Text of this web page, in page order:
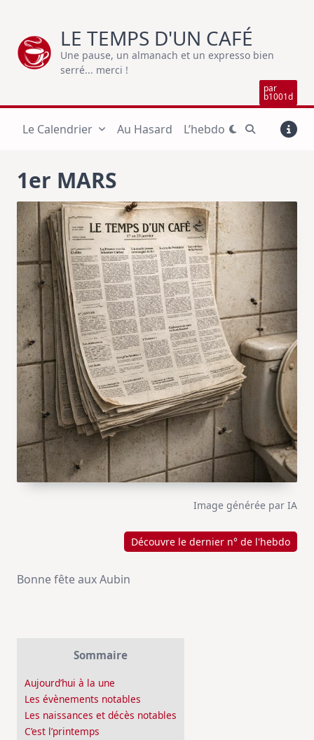
content
LE TEMPS D'UN CAFÉ
Une pause, un almanach et un expresso bien
serré... merci !
par
b1001d
Le Calendrier Au Hasard L’hebdo
1er MARS
Image générée par IA
Découvre le dernier n° de l'hebdo
Bonne fête aux Aubin
Sommaire
Aujourd’hui à la une
Les évènements notables
Les naissances et décès notables
C’est l’printemps